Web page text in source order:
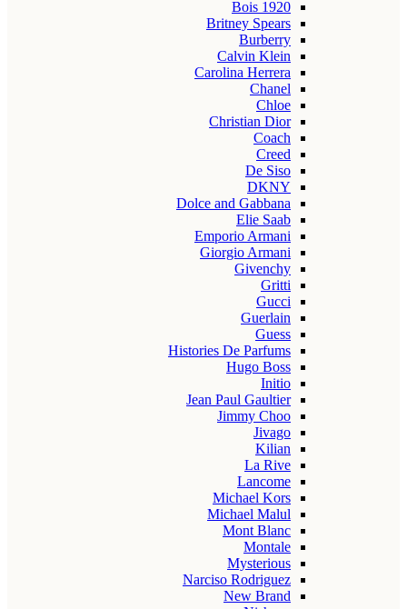
Bois 1920
Britney Spears
Burberry
Calvin Klein
Carolina Herrera
Chanel
Chloe
Christian Dior
Coach
Creed
De Siso
DKNY
Dolce and Gabbana
Elie Saab
Emporio Armani
Giorgio Armani
Givenchy
Gritti
Gucci
Guerlain
Guess
Histories De Parfums
Hugo Boss
Initio
Jean Paul Gaultier
Jimmy Choo
Jivago
Kilian
La Rive
Lancome
Michael Kors
Michael Malul
Mont Blanc
Montale
Mysterious
Narciso Rodriguez
New Brand